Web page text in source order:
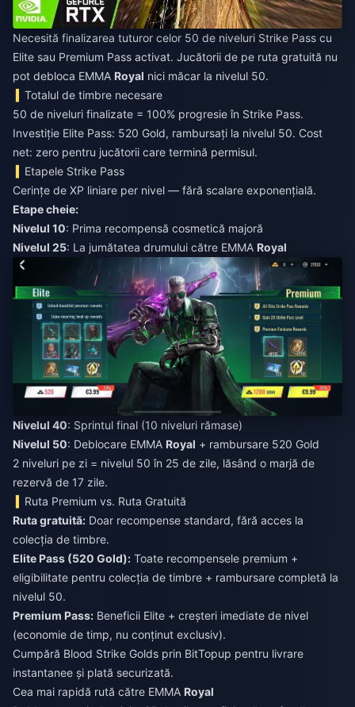
Necesită finalizarea tuturor celor 50 de niveluri Strike Pass cu
Elite sau Premium Pass activat. Jucătorii de pe ruta gratuită nu
pot debloca EMMA Royal nici măcar la nivelul 50.
Totalul de timbre necesare
50 de niveluri finalizate = 100% progresie în Strike Pass.
Investiție Elite Pass: 520 Gold, rambursați la nivelul 50. Cost
net: zero pentru jucătorii care termină permisul.
Etapele Strike Pass
Cerințe de XP liniare per nivel — fără scalare exponențială.
Etape cheie:
Nivelul 10: Prima recompensă cosmetică majoră
Nivelul 25: La jumătatea drumului către EMMA Royal
Nivelul 40: Sprintul final (10 niveluri rămase)
Nivelul 50: Deblocare EMMA Royal + rambursare 520 Gold
2 niveluri pe zi = nivelul 50 în 25 de zile, lăsând o marjă de
rezervă de 17 zile.
Ruta Premium vs. Ruta Gratuită
Ruta gratuită: Doar recompense standard, fără acces la
colecția de timbre.
Elite Pass (520 Gold): Toate recompensele premium +
eligibilitate pentru colecția de timbre + rambursare completă la
nivelul 50.
Premium Pass: Beneficii Elite + creșteri imediate de nivel
(economie de timp, nu conținut exclusiv).
Cumpără Blood Strike Golds prin BitTopup pentru livrare
instantanee și plată securizată.
Cea mai rapidă rută către EMMA Royal